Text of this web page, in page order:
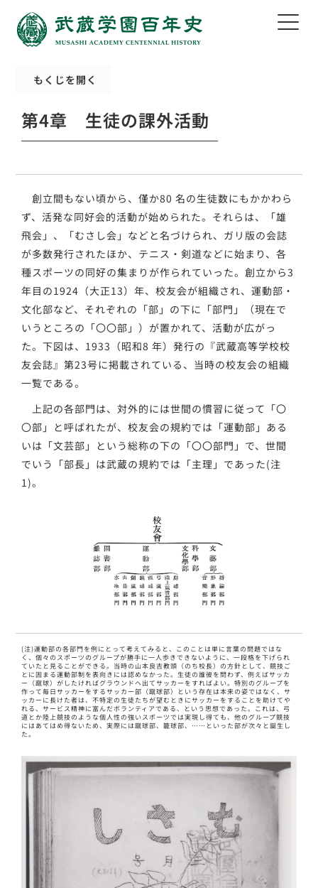
もくじを開く
第4章 生徒の課外活動
創立間もない頃から、僅か80 名の生徒数にもかかわら
ず、活発な同好会的活動が始められた。それらは、「雄
飛会」、「むさし会」などと名づけられ、ガリ版の会誌
が多数発行されたほか、テニス・剣道などに始まり、各
種スポーツの同好の集まりが作られていった。創立から3
年目の1924（大正13）年、校友会が組織され、運動部・
文化部など、それぞれの「部」の下に「部門」（現在で
いうところの「〇〇部」）が置かれて、活動が広がっ
た。下図は、1933（昭和8 年）発行の『武蔵高等学校校
友会誌』第23号に掲載されている、当時の校友会の組織
一覧である。
上記の各部門は、対外的には世間の慣習に従って「〇
〇部」と呼ばれたが、校友会の規約では「運動部」ある
いは「文芸部」という総称の下の「〇〇部門」で、世間
でいう「部長」は武蔵の規約では「主理」であった(注
1)。
(注)運動部の各部門を例にとって考えてみると、このことは単に言葉の問題ではな
く、個々のスポーツのグループが勝手に一人歩きできないように、一段格を下げられ
ていたと見ることができる。当時の山本良吉教頭（のち校長）の方針として、競技ご
とに固まる運動部制を表向きには認めなかった。生徒の誰彼を問わず、例えばサッカ
ー（蹴球）がしたければグラウンドヘ出てサッカーをすればよい。特別のグループを
作って毎日サッカーをするサッカー部（蹴球部）という存在は本来の姿ではなく、サ
ッカーに長けた者は、不特定の生徒たちが望むときにサッカーをすることを助けてや
れる、サービス精神に富んだボランティアである、という思想であった。これは、弓
道とか陸上競技のような個人性の強いスポーツでは実現し得ても、他のグループ競技
にはあてはめ得ないため、実際には蹴球部、籠球部、……といった部が次々と誕生し
た。